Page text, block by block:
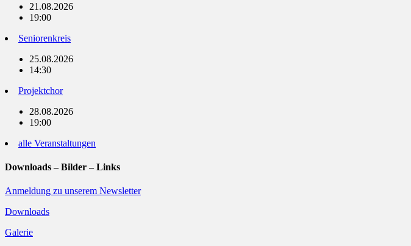
21.08.2026
19:00
Seniorenkreis
25.08.2026
14:30
Projektchor
28.08.2026
19:00
alle Veranstaltungen
Downloads – Bilder – Links
Anmeldung zu unserem Newsletter
Downloads
Galerie